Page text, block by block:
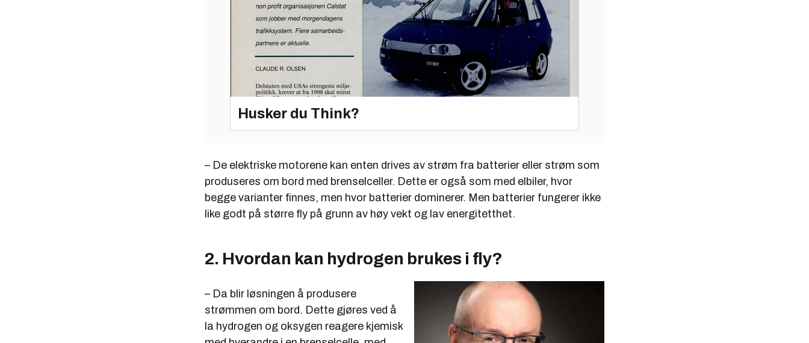
Husker du Think?
– De elektriske motorene kan enten drives av strøm fra batterier eller strøm som
produseres om bord med brenselceller. Dette er også som med elbiler, hvor
begge varianter finnes, men hvor batterier dominerer. Men batterier fungerer ikke
like godt på større fly på grunn av høy vekt og lav energitetthet.
2. Hvordan kan hydrogen brukes i fly?
– Da blir løsningen å produsere
strømmen om bord. Dette gjøres ved å
la hydrogen og oksygen reagere kjemisk